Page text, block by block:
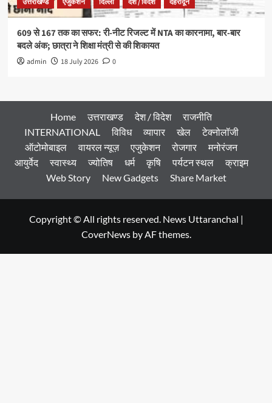
उत्तराखण्ड एजुकेशन दिल्ली देश / विदेश देहरादून
609 से 167 तक का सफर: री-नीट रिजल्ट में NTA का कारनामा, बार-बार
बदले अंक; छात्रा ने शिक्षा मंत्री से की शिकायत
admin 18 July 2026 0
Home उत्तराखण्ड देश / विदेश
राजनीति
INTERNATIONAL
विविध व्यापार खेल
टेक्नोलॉजी
ऑटोमोबाइल
वायरल न्यूज़ एजुकेशन रोजगार
मनोरंजन
आयुर्वेद
स्वास्थ्य ज्योतिष धर्म कृषि पर्यटन स्थल
क्राइम
Web Story
New Gadgets Share Market
Copyright © All rights reserved. News Uttaranchal |
CoverNewsby AF themes.